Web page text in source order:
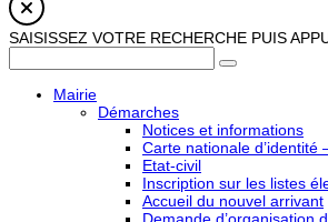
SAISISSEZ VOTRE RECHERCHE PUIS
Mairie
Démarches
Notices et informations
Carte nationale d’identité
Etat-civil
Inscription sur les listes
Accueil du nouvel arrivant